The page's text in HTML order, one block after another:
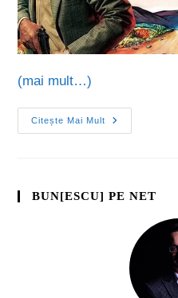
(mai mult…)
Citește Mai Mult
BUN[ESCU] PE NET